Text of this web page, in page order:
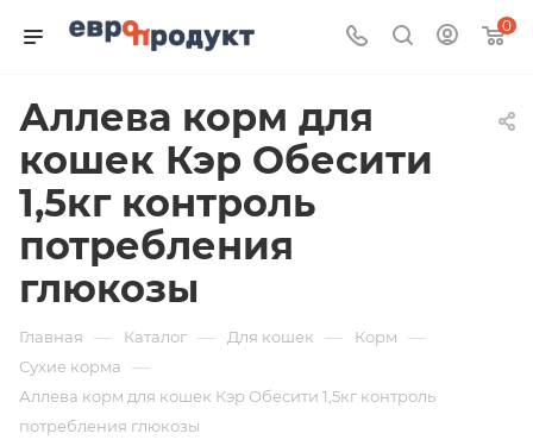
0
Аллева корм для
кошек Кэр Обесити
1,5кг контроль
потребления
глюкозы
Главная — Каталог — Для кошек — Корм —
Сухие корма —
Аллева корм для кошек Кэр Обесити 1,5кг контроль
потребления глюкозы